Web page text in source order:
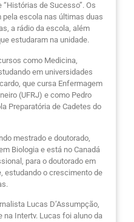
de Sucesso”. Os
escola nas últimas duas
a rádio da escola, além
estudaram na unidade.
como Medicina,
em universidades
que cursa Enfermagem
(UFRJ) e como Pedro
Preparatória de Cadetes do
mestrado e doutorado,
Biologia e está no Canadá
para o doutorado em
estudando o crescimento de
Lucas D’Assumpção,
na Intertv. Lucas foi aluno da